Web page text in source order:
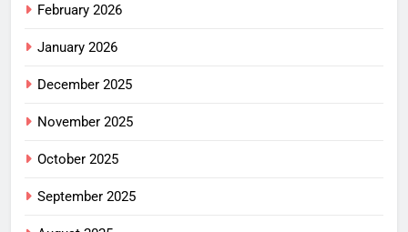
February 2026
January 2026
December 2025
November 2025
October 2025
September 2025